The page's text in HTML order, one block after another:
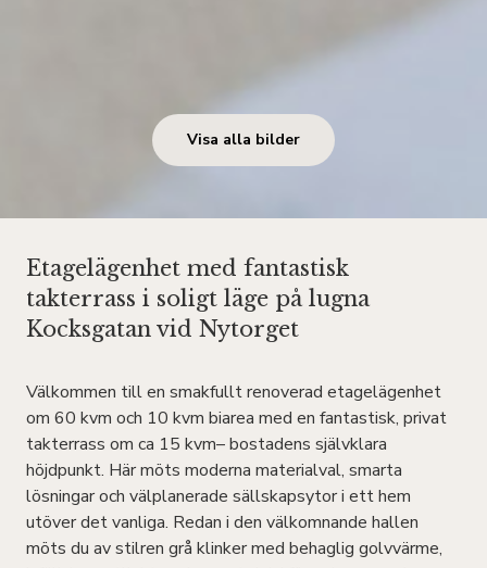
Visa alla bilder
Etagelägenhet med fantastisk
takterrass i soligt läge på lugna
Kocksgatan vid Nytorget
Välkommen till en smakfullt renoverad etagelägenhet
om 60 kvm och 10 kvm biarea med en fantastisk, privat
takterrass om ca 15 kvm– bostadens självklara
höjdpunkt. Här möts moderna materialval, smarta
lösningar och välplanerade sällskapsytor i ett hem
utöver det vanliga. Redan i den välkomnande hallen
möts du av stilren grå klinker med behaglig golvvärme,